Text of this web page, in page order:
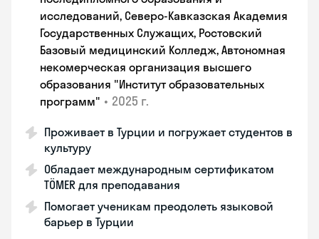
исследований, Северо-Кавказская Академия
Государственных Служащих, Ростовский
Базовый медицинский Колледж, Автономная
некомерческая организация высшего
образования "Институт образовательных
программ" • 2025 г.
Проживает в Турции и погружает студентов в
культуру
Обладает международным сертификатом
TÖMER для преподавания
Помогает ученикам преодолеть языковой
барьер в Турции